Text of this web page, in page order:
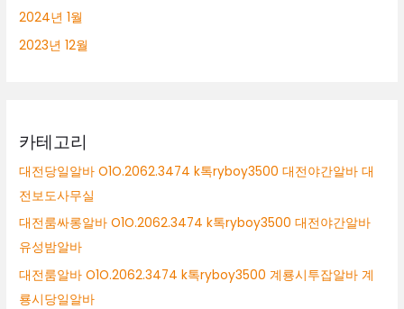
2024년 1월
2023년 12월
카테고리
대전당일알바 O1O.2062.3474 k톡ryboy3500 대전야간알바 대
전보도사무실
대전룸싸롱알바 O1O.2062.3474 k톡ryboy3500 대전야간알바
유성밤알바
대전룸알바 O1O.2062.3474 k톡ryboy3500 계룡시투잡알바 계
룡시당일알바